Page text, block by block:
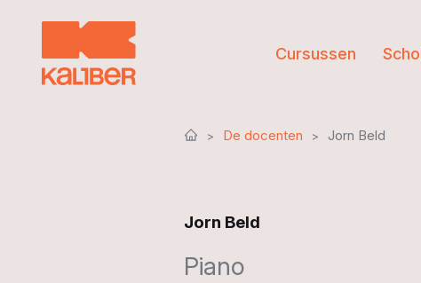
Cursussen
De docenten Jorn Beld
Jorn Beld
Piano